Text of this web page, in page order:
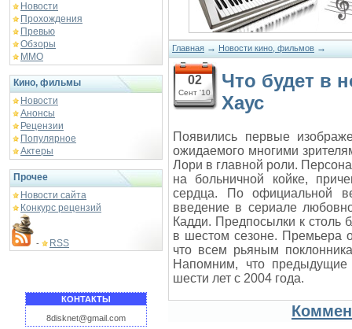
Новости
Прохождения
Превью
Обзоры
ММО
Кино, фильмы
Новости
Анонсы
Рецензии
Популярное
Актеры
Прочее
Новости сайта
Конкурс рецензий
- RSS
КОНТАКТЫ
8disknet@gmail.com
Главная → Новости кино, фильмов →
02
Сент '10
Что будет в
Хаус
Появились первые
ожидаемого многими
Лори в главной роли.
на больничной койке,
сердца. По официальной
введение в сериале
Кадди. Предпосылки к столь
в шестом сезоне. Премьера
что всем рьяным
Напомним, что
шести лет с 2004 года.